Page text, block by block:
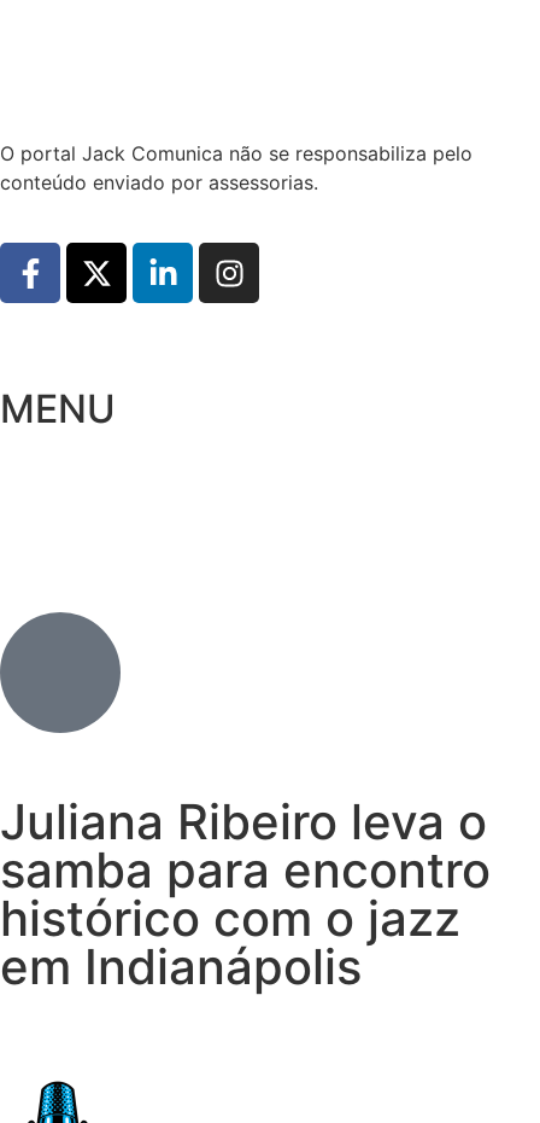
O portal Jack Comunica não se responsabiliza pelo
conteúdo enviado por assessorias.
MENU
Juliana Ribeiro leva o
samba para encontro
histórico com o jazz
em Indianápolis